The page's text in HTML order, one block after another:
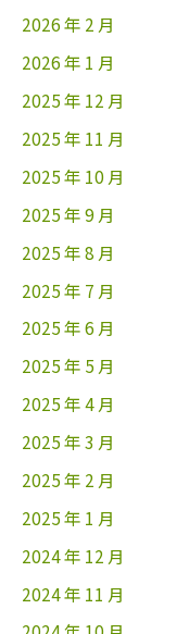
2026 年 2 月
2026 年 1 月
2025 年 12 月
2025 年 11 月
2025 年 10 月
2025 年 9 月
2025 年 8 月
2025 年 7 月
2025 年 6 月
2025 年 5 月
2025 年 4 月
2025 年 3 月
2025 年 2 月
2025 年 1 月
2024 年 12 月
2024 年 11 月